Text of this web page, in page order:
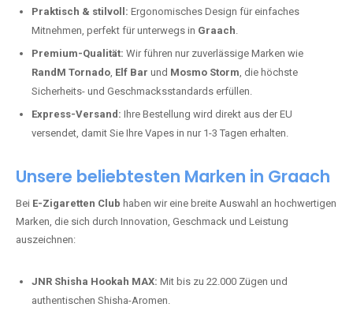
Praktisch & stilvoll: Ergonomisches Design für einfaches
Mitnehmen, perfekt für unterwegs in Graach.
Premium-Qualität: Wir führen nur zuverlässige Marken wie
RandM Tornado, Elf Bar und Mosmo Storm, die höchste
Sicherheits- und Geschmacksstandards erfüllen.
Express-Versand: Ihre Bestellung wird direkt aus der EU
versendet, damit Sie Ihre Vapes in nur 1-3 Tagen erhalten.
Unsere beliebtesten Marken in Graach
Bei E-Zigaretten Club haben wir eine breite Auswahl an hochwertigen
Marken, die sich durch Innovation, Geschmack und Leistung
auszeichnen:
JNR Shisha Hookah MAX: Mit bis zu 22.000 Zügen und
authentischen Shisha-Aromen.